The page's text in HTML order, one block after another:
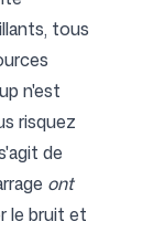
tous
n'est
risquez
de
ont
le bruit et